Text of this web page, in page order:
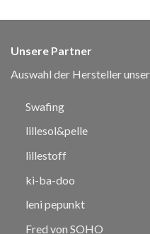
Unsere Partner
Auswahl der Hersteller
Swafing
lillesol&pelle
lillestoff
ki-ba-doo
leni pepunkt
Fred von SOHO